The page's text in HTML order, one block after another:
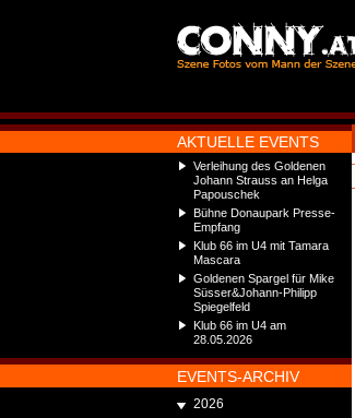
AKTUELLE EVENTS
Verleihung des Goldenen
Johann Strauss an Helga
Papouschek
Bühne Donaupark Presse-
Empfang
Klub 66 im U4 mit Tamara
Mascara
Goldenen Spargel für Mike
Süsser&Johann-Philipp
Spiegelfeld
Klub 66 im U4 am
28.05.2026
EVENTS-ARCHIV
2026